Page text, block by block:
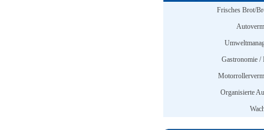
Frisches Brot/
Gastronomie /
Organisierte